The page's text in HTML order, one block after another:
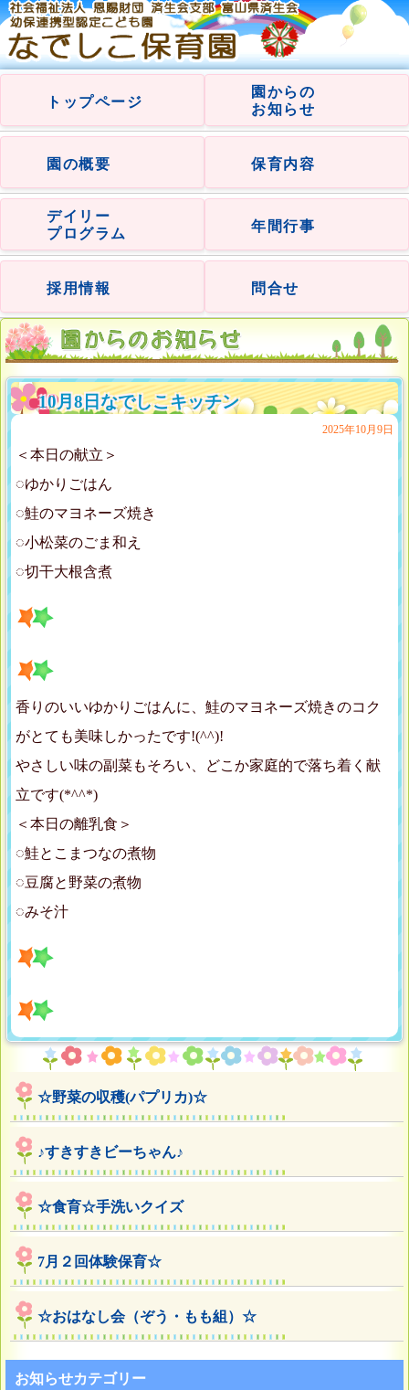
トップページ
園からの
お知らせ
園の概要 保育内容
デイリー
プログラム
年間行事
採用情報 問合せ
10月8日なでしこキッチン
2025年10月9日
＜本日の献立＞
◌ゆかりごはん
◌鮭のマヨネーズ焼き
◌小松菜のごま和え
◌切干大根含煮
香りのいいゆかりごはんに、鮭のマヨネーズ焼きのコク
がとても美味しかったです!(^^)!
やさしい味の副菜もそろい、どこか家庭的で落ち着く献
立です(*^^*)
＜本日の離乳食＞
◌鮭とこまつなの煮物
◌豆腐と野菜の煮物
◌みそ汁
☆野菜の収穫(パプリカ)☆
♪すきすきビーちゃん♪
☆食育☆手洗いクイズ
7月２回体験保育☆
☆おはなし会（ぞう・もも組）☆
お知らせカテゴリー